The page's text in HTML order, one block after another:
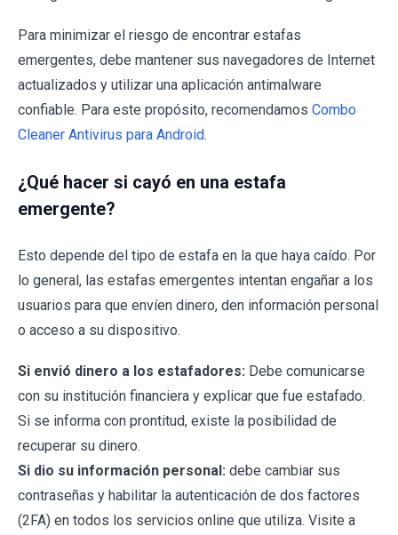
Para minimizar el riesgo de encontrar estafas
emergentes, debe mantener sus navegadores de Internet
actualizados y utilizar una aplicación antimalware
confiable. Para este propósito, recomendamos Combo
Cleaner Antivirus para Android.
¿Qué hacer si cayó en una estafa
emergente?
Esto depende del tipo de estafa en la que haya caído. Por
lo general, las estafas emergentes intentan engañar a los
usuarios para que envíen dinero, den información personal
o acceso a su dispositivo.
Si envió dinero a los estafadores: Debe comunicarse
con su institución financiera y explicar que fue estafado.
Si se informa con prontitud, existe la posibilidad de
recuperar su dinero.
Si dio su información personal: debe cambiar sus
contraseñas y habilitar la autenticación de dos factores
(2FA) en todos los servicios online que utiliza. Visite a